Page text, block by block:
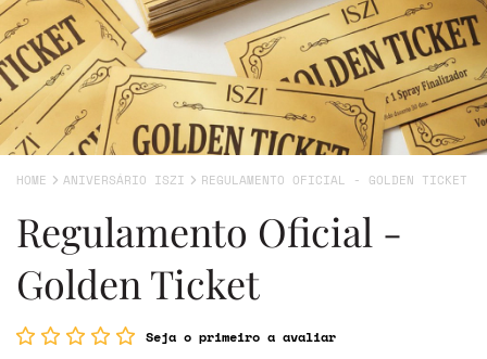
HOME ANIVERSÁRIO ISZI REGULAMENTO OFICIAL - GOLDEN TICKET
Regulamento Oficial -
Golden Ticket
Seja o primeiro a avaliar